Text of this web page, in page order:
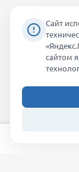
Сайт
сайтом